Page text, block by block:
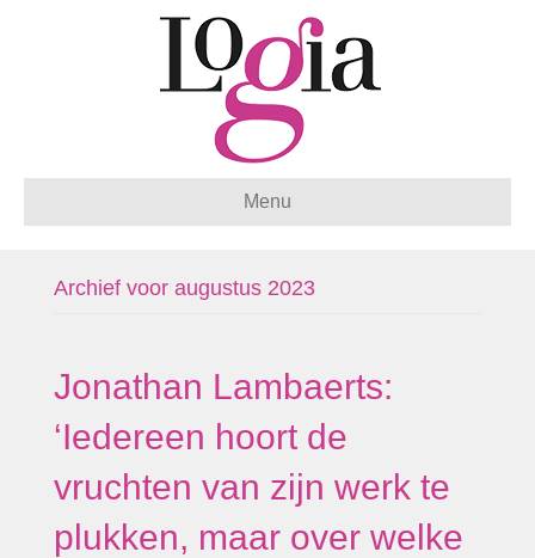
Menu
Archief voor augustus 2023
Jonathan Lambaerts:
‘Iedereen hoort de
vruchten van zijn werk te
plukken, maar over welke